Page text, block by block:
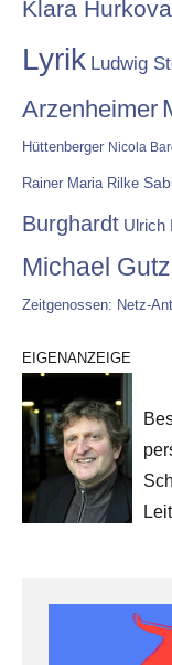
Klara Hurkova
Lyrik Ludwig
Arzenheimer
Hüttenberger Nicola
Rainer Maria Rilke
Burghardt Ulrich
Michael
Zeitgenossen: Netz-
EIGENANZEIGE